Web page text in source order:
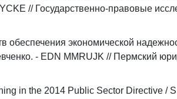
// Государственно-правовые
обеспечения экономической
- EDN MMRUJK // Пермский
in the 2014 Public Sector Directive /